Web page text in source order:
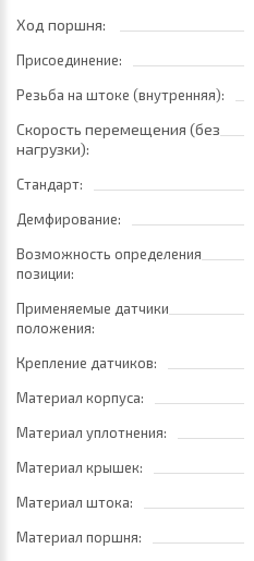
Ход поршня:
Присоединение:
Резьба на штоке (внутренняя):
Скорость перемещения (без
нагрузки):
Стандарт:
Демфирование:
Возможность определения
позиции:
Применяемые датчики
положения:
Крепление датчиков:
Материал корпуса:
Материал уплотнения:
Материал крышек:
Материал штока:
Материал поршня: